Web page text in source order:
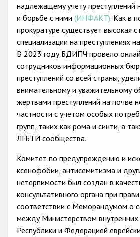
Организации
Государства-
надлежащемy учету преступлений
и борьбе с ними (ИНФАКТ). Как в
прокуратуре существует высокая
специализации на преступлениях
В 2023 году БДИПЧ провело
сотрудников информационных
преступлений со всей страны,
внимательному и уважительному
жертвами преступлений на почве
частности с учетом особых
групп, таких как рома и синти, а
ЛГБТИ сообщества.
Комитет по предупреждению и
ксенофобии, антисемитизма и
нетерпимости был создан в
консультативного органа при
соответствии с Меморандумом о
между Министерством
Республики и Федерацией